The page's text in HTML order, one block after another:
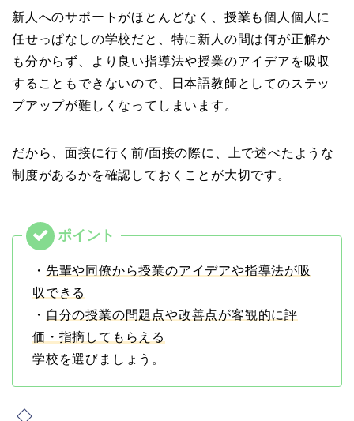
新人へのサポートがほとんどなく、授業も個人個人に
任せっぱなしの学校だと、特に新人の間は何が正解か
も分からず、より良い指導法や授業のアイデアを吸収
することもできないので、日本語教師としてのステッ
プアップが難しくなってしまいます。
だから、面接に行く前/面接の際に、上で述べたような
制度があるかを確認しておくことが大切です。
・ 先輩や同僚から授業のアイデアや指導法が吸
収できる
・ 自分の授業の問題点や改善点が客観的に評
価・指摘してもらえる
学校を選びましょう。